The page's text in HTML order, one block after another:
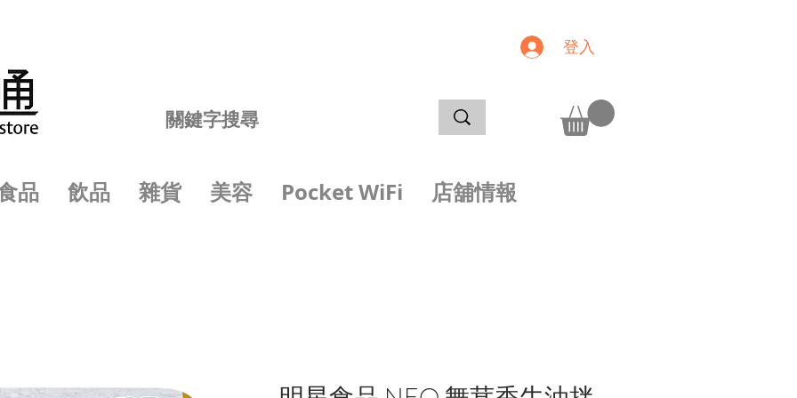
登入
品 飲品 雜貨 美容 Pocket WiFi 店舖情報